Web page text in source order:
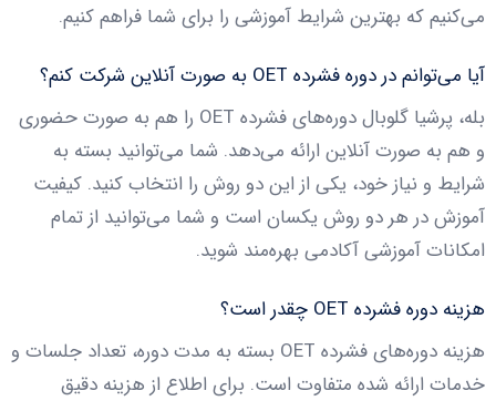
می‌کنیم که بهترین شرایط آموزشی را برای شما فراهم کنیم.
آیا می‌توانم در دوره فشرده OET به صورت آنلاین شرکت کنم؟
بله، پرشیا گلوبال دوره‌های فشرده OET را هم به صورت حضوری
و هم به صورت آنلاین ارائه می‌دهد. شما می‌توانید بسته به
شرایط و نیاز خود، یکی از این دو روش را انتخاب کنید. کیفیت
آموزش در هر دو روش یکسان است و شما می‌توانید از تمام
امکانات آموزشی آکادمی بهره‌مند شوید.
هزینه دوره فشرده OET چقدر است؟
هزینه دوره‌های فشرده OET بسته به مدت دوره، تعداد جلسات و
خدمات ارائه شده متفاوت است. برای اطلاع از هزینه دقیق